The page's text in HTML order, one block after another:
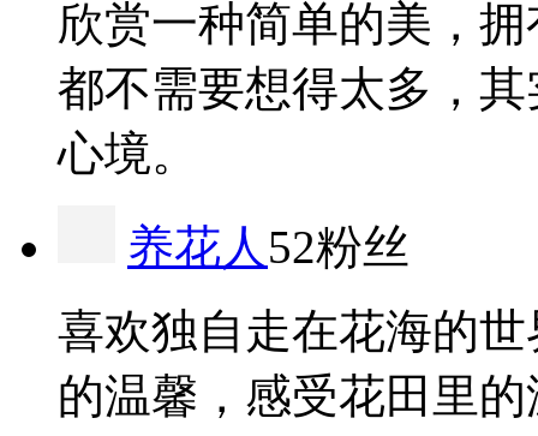
欣赏一种简单的美，
都不需要想得太多，
心境。
养花人 52粉丝
喜欢独自走在花海的
的温馨，感受花田里